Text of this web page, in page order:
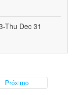
Thu Dec 31
Próximo